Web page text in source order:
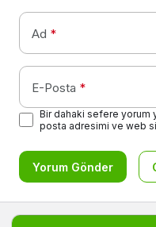
Ad *
E-Posta *
Bir dahaki sefere yorum
posta adresimi ve web
Yorum Gönder